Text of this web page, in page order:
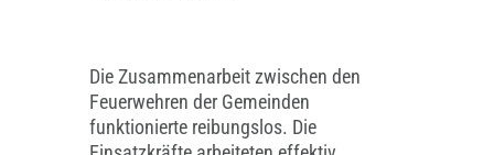
Die Zusammenarbeit zwischen den
Feuerwehren der Gemeinden
funktionierte reibungslos. Die